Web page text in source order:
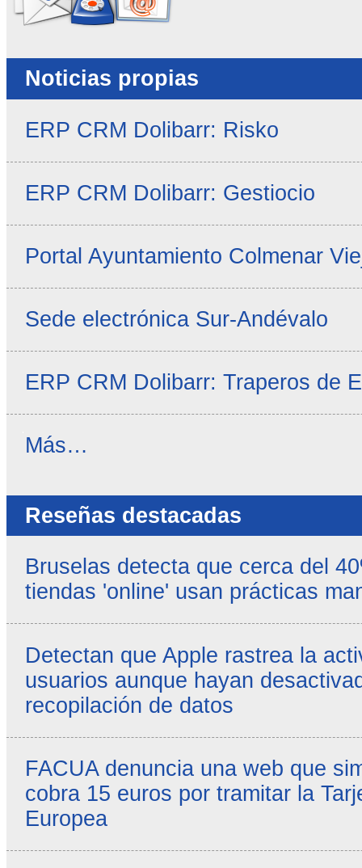
Noticias propias
ERP CRM Dolibarr: Risko
ERP CRM Dolibarr: Gestiocio
Portal Ayuntamiento Colmenar
Sede electrónica Sur-Andévalo
ERP CRM Dolibarr: Traperos de
Noticias
Más…
Reseñas destacadas
Bruselas detecta que cerca del
tiendas 'online' usan prácticas
Detectan que Apple rastrea la
usuarios aunque hayan
recopilación de datos
FACUA denuncia una web que
cobra 15 euros por tramitar la
Europea